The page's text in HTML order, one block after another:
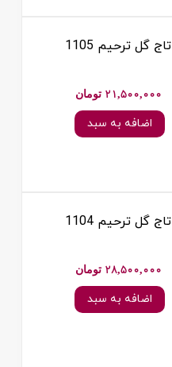
تاج گل ترحیم 1105
21,500,000 تومان
اضافه به سبد
تاج گل ترحیم 1104
28,500,000 تومان
اضافه به سبد